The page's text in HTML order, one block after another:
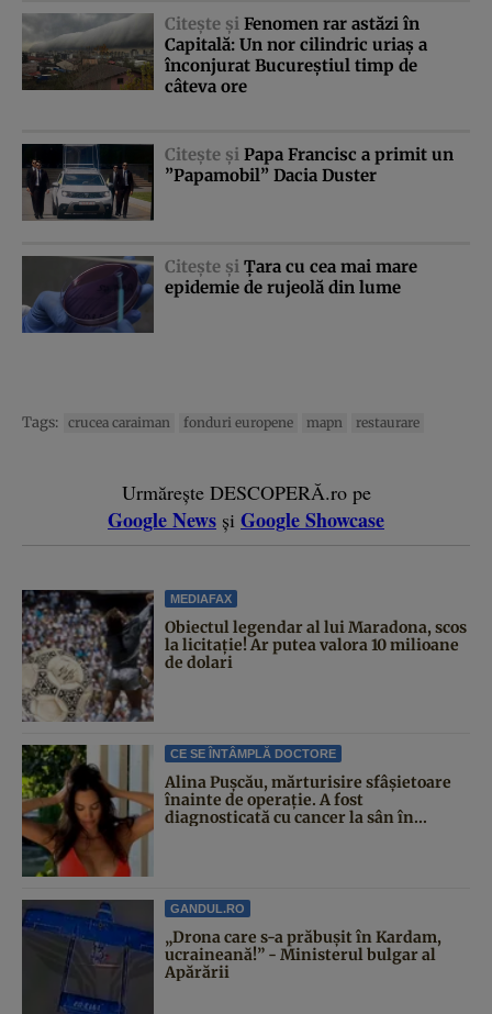
Citeşte şi Fenomen rar astăzi în
Capitală: Un nor cilindric uriaş a
înconjurat Bucureştiul timp de
câteva ore
Citeşte şi Papa Francisc a primit un
”Papamobil” Dacia Duster
Citeşte şi Ţara cu cea mai mare
epidemie de rujeolă din lume
Tags: crucea caraiman fonduri europene mapn restaurare
Urmărește DESCOPERĂ.ro pe
Google News și Google Showcase
MEDIAFAX
Obiectul legendar al lui Maradona, scos
la licitație! Ar putea valora 10 milioane
de dolari
CE SE ÎNTÂMPLĂ DOCTORE
Alina Pușcău, mărturisire sfâșietoare
înainte de operație. A fost
diagnosticată cu cancer la sân în...
GANDUL.RO
„Drona care s-a prăbușit în Kardam,
ucraineană!” - Ministerul bulgar al
Apărării